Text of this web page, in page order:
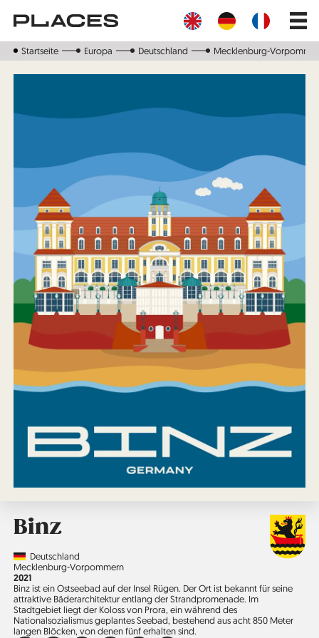
zum
Inhalt
Main
Startseite Europa Deutschland Mecklenburg-
Binz
CountryDeutschland
Region
Mecklenburg-Vorpommern
Jahr
2021
Binz ist ein Ostseebad auf der Insel Rügen. Der Ort ist bekannt für seine
attraktive Bäderarchitektur entlang der Strandpromenade. Im
Stadtgebiet liegt der Koloss von Prora, ein während des
Nationalsozialismus geplantes Seebad, bestehend aus acht 850 Meter
langen Blöcken, von denen fünf erhalten sind.